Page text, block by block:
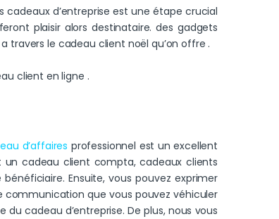
cadeaux d’entreprise est une étape crucial
plaisir alors destinataire. des gadgets
travers le cadeau client noël qu’on offre .
client en ligne .
d’affaires professionnel est un excellent
cadeau client compta, cadeaux clients
Ensuite, vous pouvez exprimer
communication que vous pouvez véhiculer
cadeau d’entreprise. De plus, nous vous